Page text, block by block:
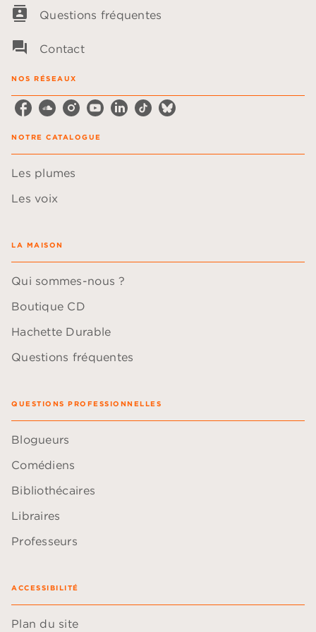
contacts Questions fréquentes
question_answer Contact
NOS RÉSEAUX
NOTRE CATALOGUE
Les plumes
Les voix
LA MAISON
Qui sommes-nous ?
Boutique CD
Hachette Durable
Questions fréquentes
QUESTIONS PROFESSIONNELLES
Blogueurs
Comédiens
Bibliothécaires
Libraires
Professeurs
ACCESSIBILITÉ
Plan du site